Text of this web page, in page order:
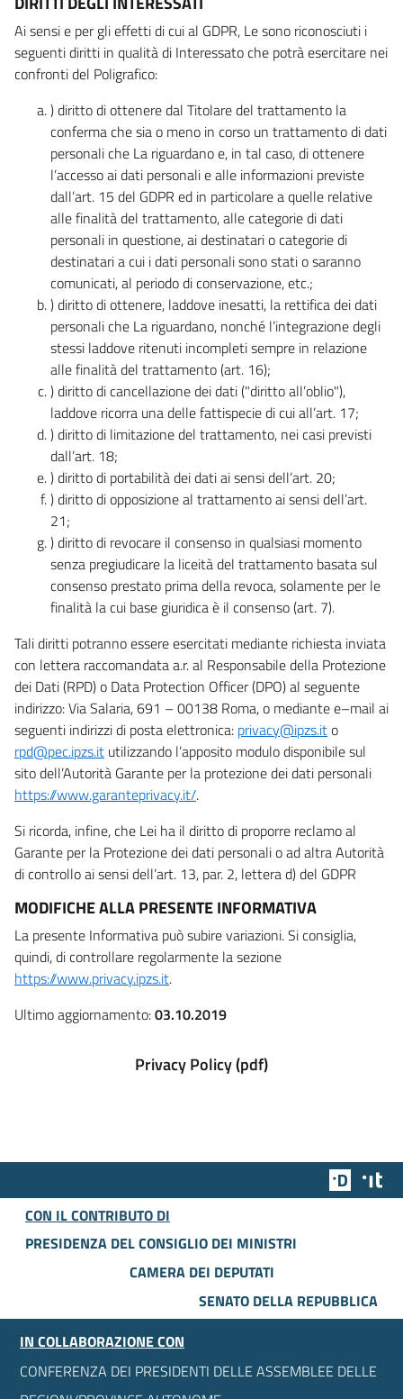
Ai sensi e per gli effetti di cui al GDPR, Le sono riconosciuti i
seguenti diritti in qualità di Interessato che potrà esercitare nei
confronti del Poligrafico:
) diritto di ottenere dal Titolare del trattamento la
conferma che sia o meno in corso un trattamento di dati
personali che La riguardano e, in tal caso, di ottenere
l’accesso ai dati personali e alle informazioni previste
dall’art. 15 del GDPR ed in particolare a quelle relative
alle finalità del trattamento, alle categorie di dati
personali in questione, ai destinatari o categorie di
destinatari a cui i dati personali sono stati o saranno
comunicati, al periodo di conservazione, etc.;
) diritto di ottenere, laddove inesatti, la rettifica dei dati
personali che La riguardano, nonché l’integrazione degli
stessi laddove ritenuti incompleti sempre in relazione
alle finalità del trattamento (art. 16);
) diritto di cancellazione dei dati ("diritto all’oblio"),
laddove ricorra una delle fattispecie di cui all’art. 17;
) diritto di limitazione del trattamento, nei casi previsti
dall’art. 18;
) diritto di portabilità dei dati ai sensi dell’art. 20;
) diritto di opposizione al trattamento ai sensi dell’art.
21;
) diritto di revocare il consenso in qualsiasi momento
senza pregiudicare la liceità del trattamento basata sul
consenso prestato prima della revoca, solamente per le
finalità la cui base giuridica è il consenso (art. 7).
Tali diritti potranno essere esercitati mediante richiesta inviata
con lettera raccomandata a.r. al Responsabile della Protezione
dei Dati (RPD) o Data Protection Officer (DPO) al seguente
indirizzo: Via Salaria, 691 – 00138 Roma, o mediante e–mail ai
seguenti indirizzi di posta elettronica: privacy@ipzs.ito
rpd@pec.ipzs.it utilizzando l’apposito modulo disponibile sul
sito dell’Autorità Garante per la protezione dei dati personali
https://www.garanteprivacy.it/.
Si ricorda, infine, che Lei ha il diritto di proporre reclamo al
Garante per la Protezione dei dati personali o ad altra Autorità
di controllo ai sensi dell’art. 13, par. 2, lettera d) del GDPR
MODIFICHE ALLA PRESENTE INFORMATIVA
La presente Informativa può subire variazioni. Si consiglia,
quindi, di controllare regolarmente la sezione
https://www.privacy.ipzs.it.
Ultimo aggiornamento:03.10.2019
Privacy Policy (pdf)
Team
CON IL CONTRIBUTO DI
PRESIDENZA DEL CONSIGLIO DEI MINISTRI
CAMERA DEI DEPUTATI
SENATO DELLA REPUBBLICA
IN COLLABORAZIONE CON
CONFERENZA DEI PRESIDENTI DELLE ASSEMBLEE DELLE